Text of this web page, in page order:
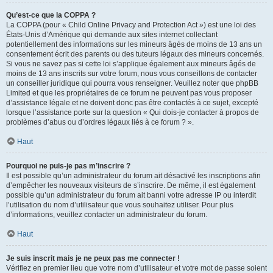
Qu’est-ce que la COPPA ?
La COPPA (pour « Child Online Privacy and Protection Act ») est une loi des
États-Unis d’Amérique qui demande aux sites internet collectant
potentiellement des informations sur les mineurs âgés de moins de 13 ans un
consentement écrit des parents ou des tuteurs légaux des mineurs concernés.
Si vous ne savez pas si cette loi s’applique également aux mineurs âgés de
moins de 13 ans inscrits sur votre forum, nous vous conseillons de contacter
un conseiller juridique qui pourra vous renseigner. Veuillez noter que phpBB
Limited et que les propriétaires de ce forum ne peuvent pas vous proposer
d’assistance légale et ne doivent donc pas être contactés à ce sujet, excepté
lorsque l’assistance porte sur la question « Qui dois-je contacter à propos de
problèmes d’abus ou d’ordres légaux liés à ce forum ? ».
Haut
Pourquoi ne puis-je pas m’inscrire ?
Il est possible qu’un administrateur du forum ait désactivé les inscriptions afin
d’empêcher les nouveaux visiteurs de s’inscrire. De même, il est également
possible qu’un administrateur du forum ait banni votre adresse IP ou interdit
l’utilisation du nom d’utilisateur que vous souhaitez utiliser. Pour plus
d’informations, veuillez contacter un administrateur du forum.
Haut
Je suis inscrit mais je ne peux pas me connecter !
Vérifiez en premier lieu que votre nom d’utilisateur et votre mot de passe soient